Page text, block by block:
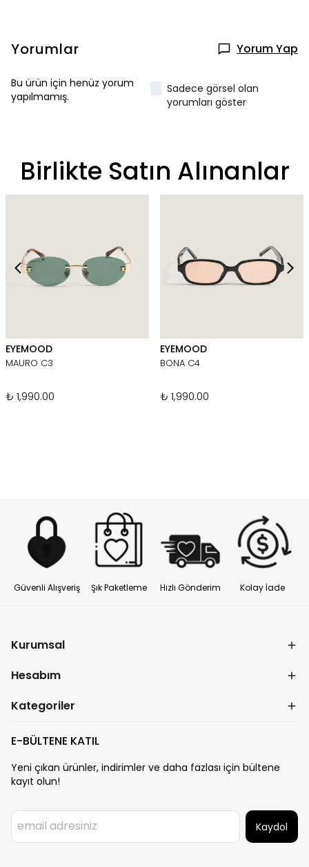
Yorumlar Yorum Yap
Bu ürün için henüz yorum
yapılmamış.
Sadece görsel olan
yorumları göster
Birlikte Satın Alınanlar
EYEMOOD
MAURO C3
₺ 1,990.00
EYEMOOD
BONA C4
₺ 1,990.00
Güvenli Alışveriş Şık Paketleme Hızlı Gönderim Kolay İade
Kurumsal
Hesabım
Kategoriler
E-BÜLTENE KATIL
Yeni çıkan ürünler, indirimler ve daha fazlası için bültene
kayıt olun!
Kaydol